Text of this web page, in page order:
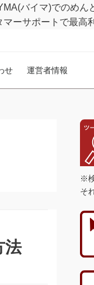
バイマ)でのめん
ーサポートで最高
せ 運営者情報
法
※
そ